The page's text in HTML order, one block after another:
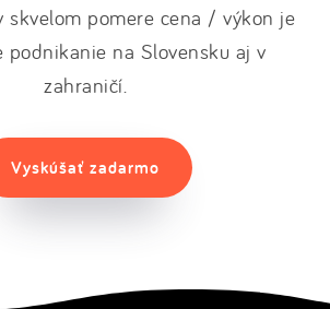
skvelom pomere cena / výkon je
podnikanie na Slovensku aj v
zahraničí.
Vyskúšať zadarmo